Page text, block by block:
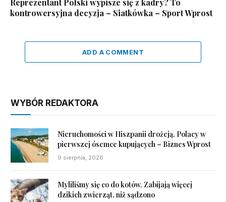
kontrowersyjna decyzja – Siatkówka – Sport Wprost
ADD A COMMENT
WYBÓR REDAKTORA
Nieruchomości w Hiszpanii drożeją. Polacy w
pierwszej ósemce kupujących – Biznes Wprost
9 sierpnia, 2026
Myliliśmy się co do kotów. Zabijają więcej
dzikich zwierząt, niż sądzono